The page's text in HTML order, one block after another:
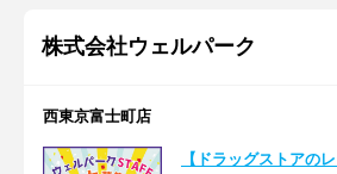
株式会社ウェルパーク
西東京富士町店
【ドラッグストアの